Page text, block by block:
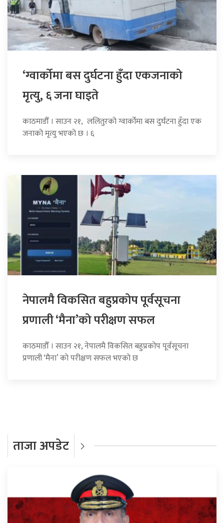
‘ग्वार्कोमा बस दुर्घटना हुँदा एकजनाको
मृत्यु, ६ जना घाइते
काठमाडौँ । साउन २१, ललितुरको ग्वार्कोमा बस दुर्घटना हुँदा एक
जनाको मृत्यु भएको छ । ६
नेपालमै विकसित बहुप्रकोप पूर्वसूचना
प्रणाली ‘मैना’को परीक्षण सफल
काठमाडौँ । साउन २१, नेपालमै विकसित बहुप्रकोप पूर्वसूचना
प्रणाली ‘मैना’ को परीक्षण सफल भएको छ
ताजा अपडेट